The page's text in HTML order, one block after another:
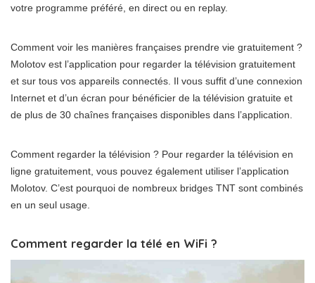
votre programme préféré, en direct ou en replay.
Comment voir les manières françaises prendre vie gratuitement ?
Molotov est l’application pour regarder la télévision gratuitement
et sur tous vos appareils connectés. Il vous suffit d’une connexion
Internet et d’un écran pour bénéficier de la télévision gratuite et
de plus de 30 chaînes françaises disponibles dans l’application.
Comment regarder la télévision ? Pour regarder la télévision en
ligne gratuitement, vous pouvez également utiliser l’application
Molotov. C’est pourquoi de nombreux bridges TNT sont combinés
en un seul usage.
Comment regarder la télé en WiFi ?